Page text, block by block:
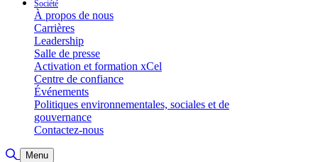
Société
À propos de nous
Carrières
Leadership
Salle de presse
Activation et formation xCel
Centre de confiance
Événements
Politiques environnementales, sociales et de
gouvernance
Contactez-nous
Basculer la recherche
Menu